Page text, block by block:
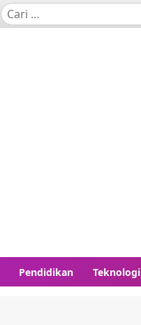
Pendidikan Teknologi